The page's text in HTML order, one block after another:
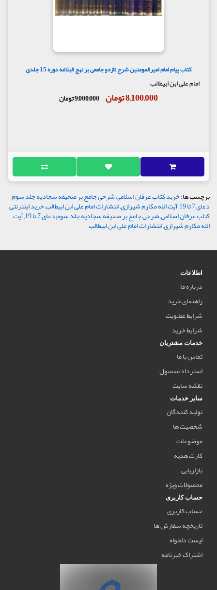
کتاب پیام امام امیرالمومنین شرح تازه و جامعی بر نهج البلاغه دوره 15 جلدی
امام علی ابن ابیطالب
8,100,000 تومان 9,000,000 تومان
برچسب ها:خرید کتاب عرفان اسلامی,شرحی جامع بر صحیفه سجادیه جلد سوم
دعای 7 تا 19 ,آیت الله مکارم شیرازی,انتشارات امام علی ابن ابیطالب,خرید اینترنتی
کتاب عرفان اسلامی,شرحی جامع بر صحیفه سجادیه جلد سوم دعای 7 تا 19 ,آیت
الله مکارم شیرازی,انتشارات امام علی ابن ابیطالب
اطلاعات
درباره ما
راهنمای خرید
شرایط عضویت
شرایط خرید
خدمات مشتریان
تماس با ما
استرداد محصول
نقشه سایت
سایر خدمات
تولید کنندگان
شخصیت ها
موضوعات
کارت هدیه
بازاریابی
محصولات ویژه
حساب کاربری
حساب کاربری
تاریخچه سفارش ها
لیست دلخواه
اشتراک خبرنامه